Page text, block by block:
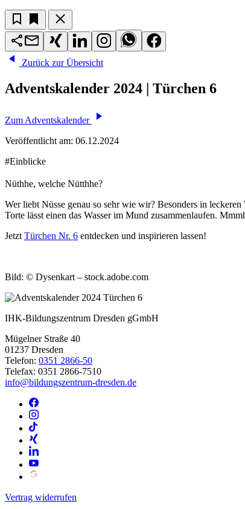
Zurück zur Übersicht
Adventskalender 2024 | Türchen 6
Zum Adventskalender
Veröffentlicht am: 06.12.2024
#Einblicke
Nüthhe, welche Nütthhe?
Wer liebt Nüsse genau so sehr wie wir? Besonders in
Torte lässt einen das Wasser im Mund zusammenlaufen.
JetztTürchen Nr. 6 entdecken und inspirieren lassen!
Bild: © Dysenkart – stock.adobe.com
IHK-Bildungszentrum Dresden gGmbH
Mügelner Straße 40
01237 Dresden
Telefon: 0351 2866-50
Telefax: 0351 2866-7510
info@bildungszentrum-dresden.de
Vertrag widerrufen